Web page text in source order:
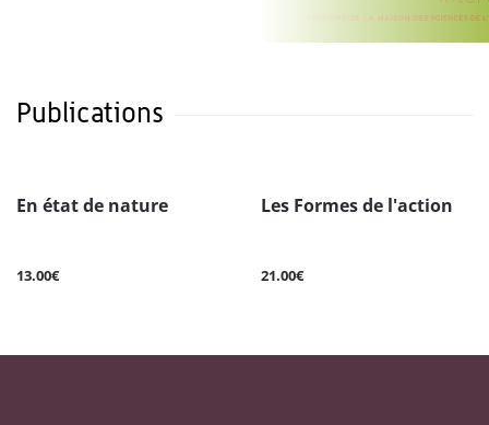
Publications
En état de nature
13.00€
Les Formes de l'action
21.00€